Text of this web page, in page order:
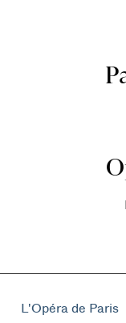
L'Opéra de Paris